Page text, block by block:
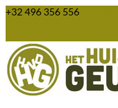
+32 496 356 556